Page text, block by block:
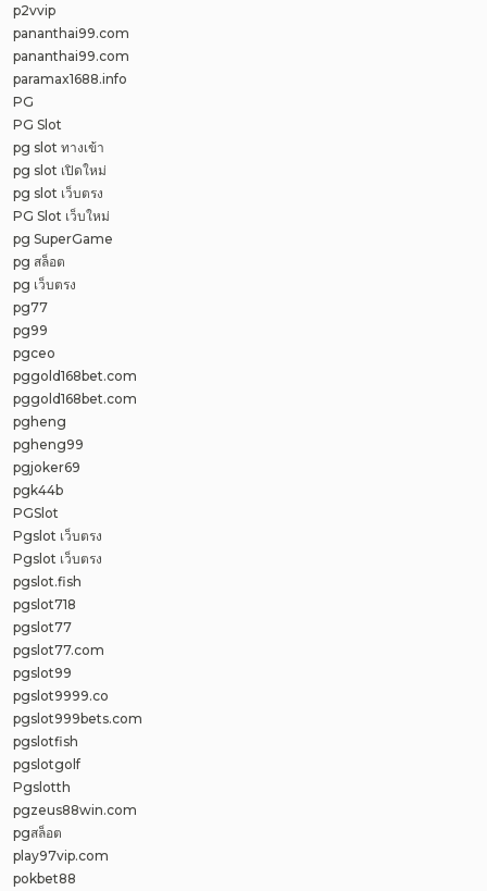
p2vvip
pananthai99.com
pananthai99.com
paramax1688.info
PG
PG Slot
pg slot ทางเข้า
pg slot เปิดใหม่
pg slot เว็บตรง
PG Slot เว็บใหม่
pg SuperGame
pg สล็อต
pg เว็บตรง
pg77
pg99
pgceo
pggold168bet.com
pggold168bet.com
pgheng
pgheng99
pgjoker69
pgk44b
PGSlot
Pgslot เว็บตรง
Pgslot เว็บตรง
pgslot.fish
pgslot718
pgslot77
pgslot77.com
pgslot99
pgslot9999.co
pgslot999bets.com
pgslotfish
pgslotgolf
Pgslotth
pgzeus88win.com
pgสล็อต
play97vip.com
pokbet88